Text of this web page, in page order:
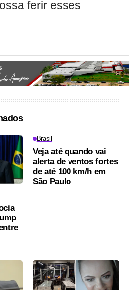
ferir esses
Brasil
Veja até quando vai
alerta de ventos fortes
de até 100 km/h em
São Paulo